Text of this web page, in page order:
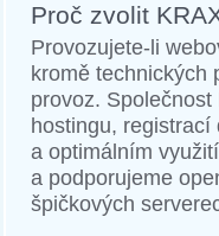
Proč zvolit
Provozujete-li
kromě technických
provoz.
hostingu, registrací
a optimálním
a podporujeme
špičkových